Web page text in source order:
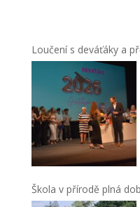
Loučení s deváťáky a
Škola v přírodě plná